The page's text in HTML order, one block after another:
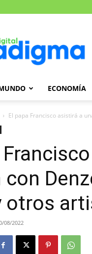
Paradigma
ECONOMÍA
El papa Francisco asistirá a
con
otros
08/2022